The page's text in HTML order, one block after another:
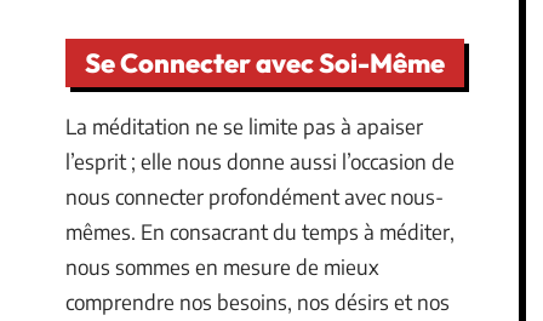
Se Connecter avec Soi-Même
La méditation ne se limite pas à apaiser
l’esprit ; elle nous donne aussi l’occasion de
nous connecter profondément avec nous-
mêmes. En consacrant du temps à méditer,
nous sommes en mesure de mieux
comprendre nos besoins, nos désirs et nos